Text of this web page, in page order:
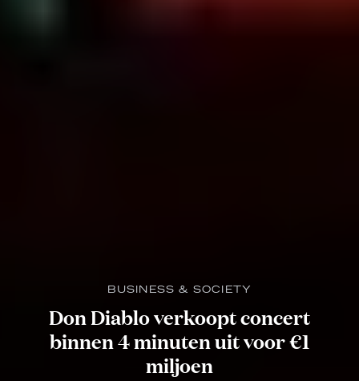
BUSINESS & SOCIETY
Don Diablo verkoopt concert
binnen 4 minuten uit voor €1
miljoen